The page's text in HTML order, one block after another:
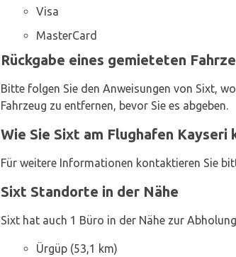
Visa
MasterCard
Rückgabe eines gemieteten
Bitte folgen Sie den Anweisungen von Sixt,
Fahrzeug zu entfernen, bevor Sie es abgeben.
Wie Sie Sixt am Flughafen Kayseri
Für weitere Informationen kontaktieren Sie
Sixt Standorte in der Nähe
Sixt hat auch 1 Büro in der Nähe zur
Ürgüp (53,1 km)